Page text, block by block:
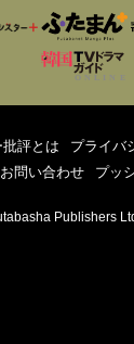
評とは
プライバ
お問い合わせ プッ
Publishers